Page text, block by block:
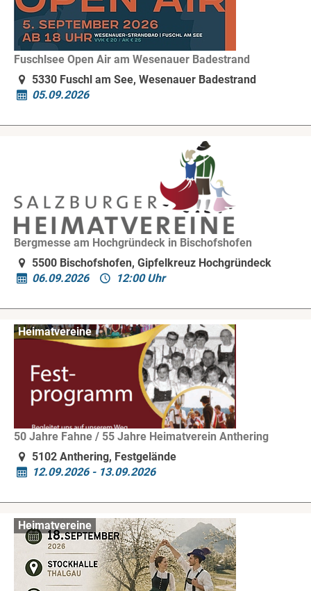
Fuschlsee Open Air am Wesenauer Badestrand
5330 Fuschl am See, Wesenauer Badestrand
05.09.2026
Bergmesse am Hochgründeck in Bischofshofen
5500 Bischofshofen, Gipfelkreuz Hochgründeck
06.09.2026
12:00 Uhr
Heimatvereine
50 Jahre Fahne / 55 Jahre Heimatverein Anthering
5102 Anthering, Festgelände
12.09.2026 - 13.09.2026
Heimatvereine